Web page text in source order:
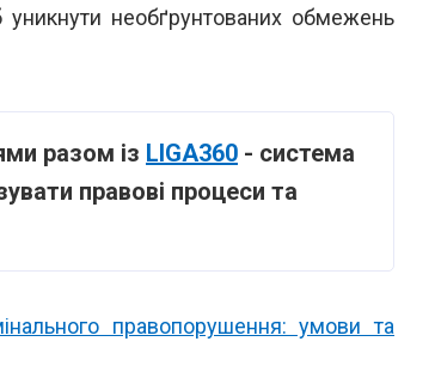
необґрунтованих обмежень
разом із LIGA360 - система
правові процеси та
правопорушення: умови та